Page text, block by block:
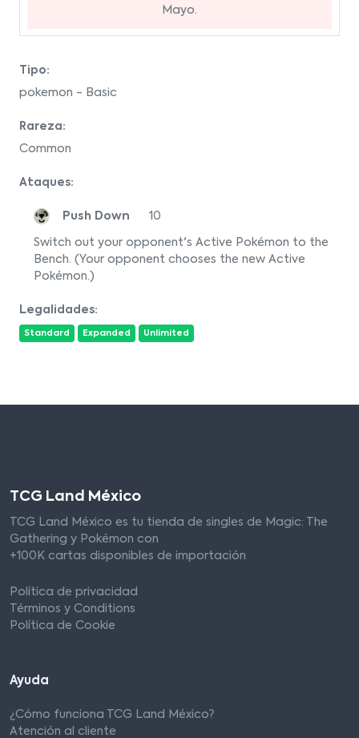
Mayo.
Tipo:
pokemon - Basic
Rareza:
Common
Ataques:
Push Down 10
Switch out your opponent's Active Pokémon to the
Bench. (Your opponent chooses the new Active
Pokémon.)
Legalidades:
Standard Expanded Unlimited
TCG Land México
TCG Land México es tu tienda de singles de Magic: The
Gathering y Pokémon con
+100K cartas disponibles de importación
Política de privacidad
Términos y Conditions
Política de Cookie
Ayuda
¿Cómo funciona TCG Land México?
Atención al cliente